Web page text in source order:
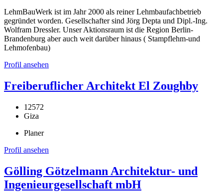
LehmBauWerk ist im Jahr 2000 als reiner Lehmbaufachbetrieb
gegründet worden. Gesellschafter sind Jörg Depta und Dipl.-Ing.
Wolfram Dressler. Unser Aktionsraum ist die Region Berlin-
Brandenburg aber auch weit darüber hinaus ( Stampflehm-und
Lehmofenbau)
Profil ansehen
Freiberuflicher Architekt El Zoughby
12572
Giza
Planer
Profil ansehen
Gölling Götzelmann Architektur- und
Ingenieurgesellschaft mbH